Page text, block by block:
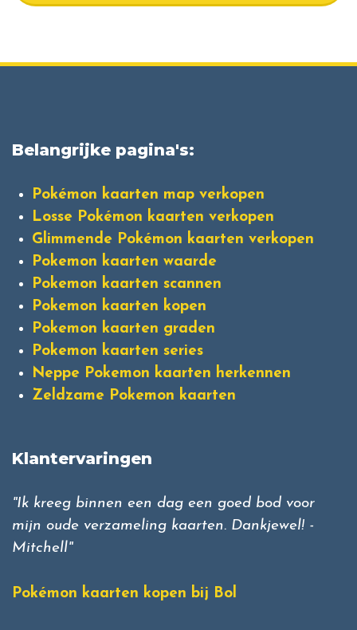
Belangrijke pagina's:
Pokémon kaarten map verkopen
Losse Pokémon kaarten verkopen
Glimmende Pokémon kaarten verkopen
Pokemon kaarten waarde
Pokemon kaarten scannen
Pokemon kaarten kopen
Pokemon kaarten graden
Pokemon kaarten series
Neppe Pokemon kaarten herkennen
Zeldzame Pokemon kaarten
Klantervaringen
"Ik kreeg binnen een dag een goed bod voor
mijn oude verzameling kaarten. Dankjewel! -
Mitchell"
Pokémon kaarten kopen bij Bol